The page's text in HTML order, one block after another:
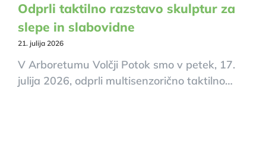
Odprli taktilno razstavo skulptur za
slepe in slabovidne
21. julija 2026
V Arboretumu Volčji Potok smo v petek, 17.
julija 2026, odprli multisenzorično taktilno…